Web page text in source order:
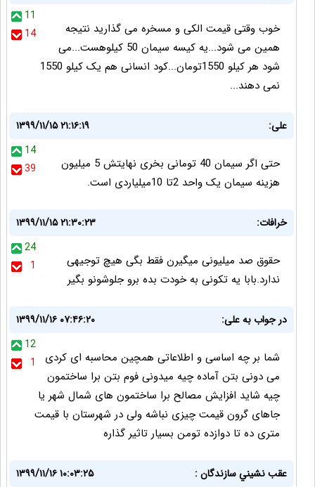
11
14
خوب وقتی قیمت الکی و مسخره می گذارید نتیجه
همین می شود...یه کیسه سیمان 50 کیلوهست...می
شود هر کیلو 1550تومان...کود انسانی هم یک کیلو 1550
نمی دهند...
علی:
۱۳۹۹/۱۱/۱۵ ۲۱:۱۶:۱۹
14
39
حتی اگر سیمان 40 تومانی بخری نهایتش 5 میلیون
هزینه سیمان یک واحد 2تا 10میلیاردی است.
خرافات:
۱۳۹۹/۱۱/۱۵ ۲۱:۳۰:۲۳
24
1
حقوق صد میلیونی میگیرن فقط بگی هیچ توجیهی
ندارد.بابا یه تکونی به خودت بده برو جلوشونو بگیر
در جواب به علی:
۱۳۹۹/۱۱/۱۶ ۰۷:۴۶:۲۰
12
1
شما بر چه اساسی و اطلاعاتی همچین محاسبه ای کردی
می دونی بتن آماده چیه میدونی فوم بتن برا ساختمون
چیه شاید افزایش مصالح برا ساختمون های شمال شهر یا
جاهای گرون قیمت چیزی نباشه ولی در شهرستان با قیمت
متری ده تا دوازده تومن بسیار تاثیر گذاره
عقب نشيني سازندگان :
۱۳۹۹/۱۱/۱۶ ۱۰:۰۳:۲۵